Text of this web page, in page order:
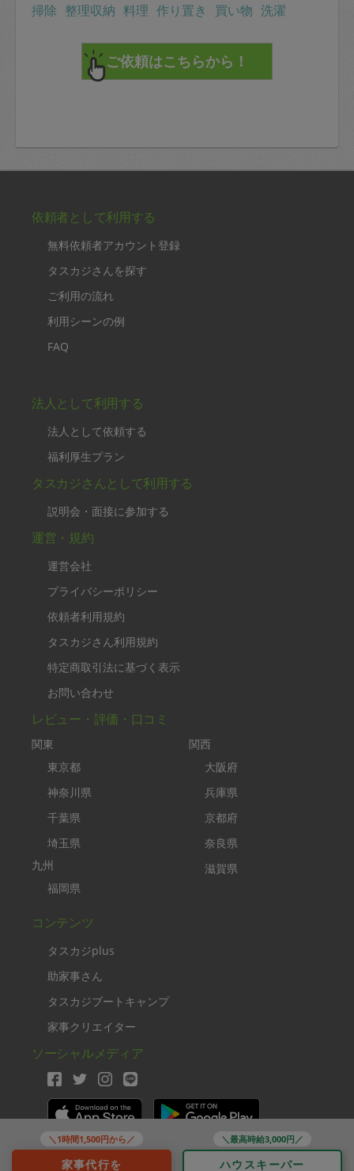
＼1時間1,500円から／
家事代行を
＼最高時給3,000円／
ハウスキーパー
掃除 整理収納 料理 作り置き 買い物 洗濯
依頼者として利用する
無料依頼者アカウント登録
タスカジさんを探す
ご利用の流れ
利用シーンの例
FAQ
法人として利用する
法人として依頼する
福利厚生プラン
タスカジさんとして利用する
説明会・面接に参加する
運営・規約
運営会社
プライバシーポリシー
依頼者利用規約
タスカジさん利用規約
特定商取引法に基づく表示
お問い合わせ
レビュー・評価・口コミ
関東
東京都
神奈川県
千葉県
埼玉県
九州
福岡県
関西
大阪府
兵庫県
京都府
奈良県
滋賀県
コンテンツ
タスカジplus
助家事さん
タスカジブートキャンプ
家事クリエイター
ソーシャルメディア